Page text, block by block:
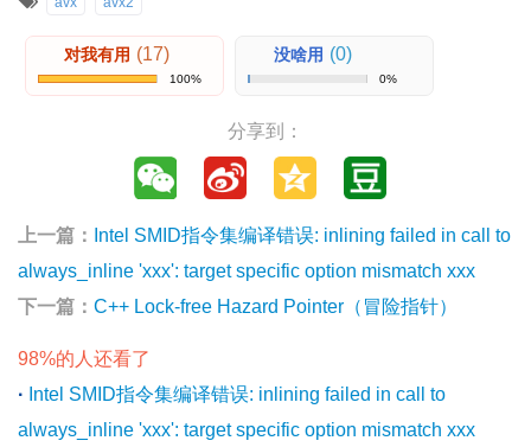
对我有用 (17)
100%
没啥用 (0)
0%
分享到：
上一篇：
Intel SMID指令集编译错误: inlining failed in call to
always_inline 'xxx': target specific option mismatch xxx
下一篇： C++ Lock-free Hazard Pointer（冒险指针）
98%的人还看了
· Intel SMID指令集编译错误: inlining failed in call to
always_inline 'xxx': target specific option mismatch xxx